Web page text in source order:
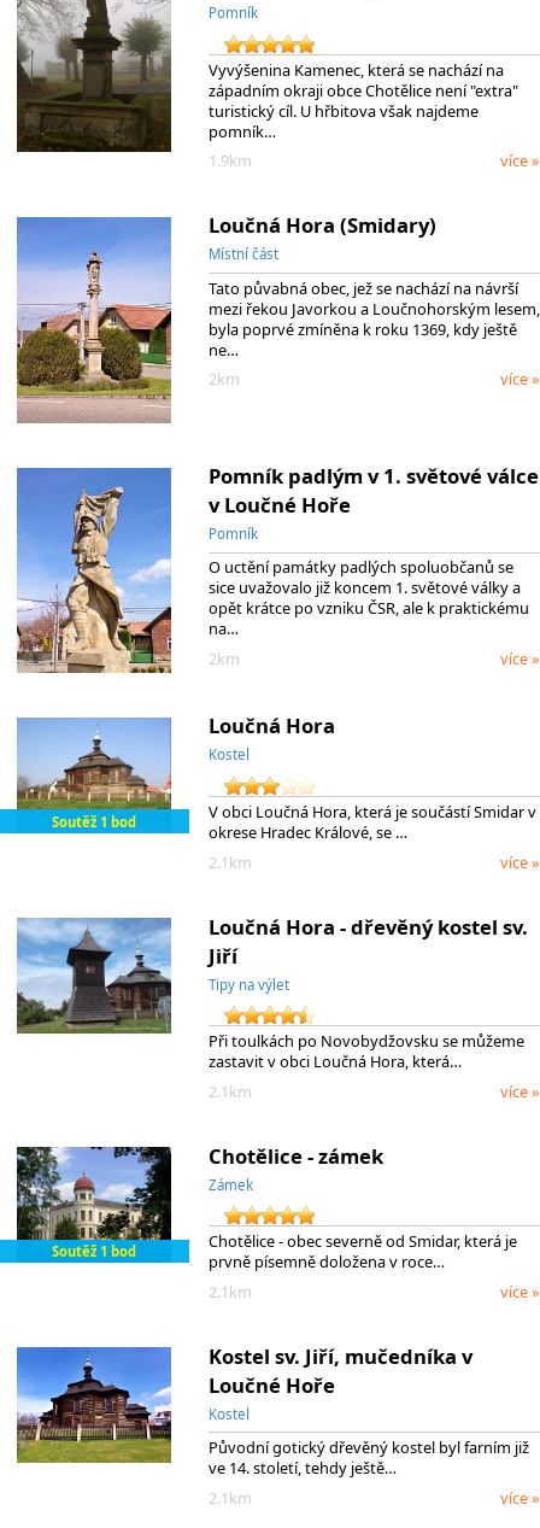
Pomník
Vyvýšenina Kamenec, která se nachází na
západním okraji obce Chotělice není "extra"
turistický cíl. U hřbitova však najdeme
pomník…
1.9km
více »
Loučná Hora (Smidary)
Místní část
Tato půvabná obec, jež se nachází na návrší
mezi řekou Javorkou a Loučnohorským lesem,
byla poprvé zmíněna k roku 1369, kdy ještě
ne…
2km
více »
Pomník padlým v 1. světové válce
v Loučné Hoře
Pomník
O uctění památky padlých spoluobčanů se
sice uvažovalo již koncem 1. světové války a
opět krátce po vzniku ČSR, ale k praktickému
na…
2km
více »
Soutěž 1 bod
Loučná Hora
Kostel
V obci Loučná Hora, která je součástí Smidar v
okrese Hradec Králové, se …
2.1km
více »
Loučná Hora - dřevěný kostel sv.
Jiří
Tipy na výlet
Při toulkách po Novobydžovsku se můžeme
zastavit v obci Loučná Hora, která…
2.1km
více »
Soutěž 1 bod
Chotělice - zámek
Zámek
Chotělice - obec severně od Smidar, která je
prvně písemně doložena v roce…
2.1km
více »
Kostel sv. Jiří, mučedníka v
Loučné Hoře
Kostel
Původní gotický dřevěný kostel byl farním již
ve 14. století, tehdy ještě…
2.1km
více »